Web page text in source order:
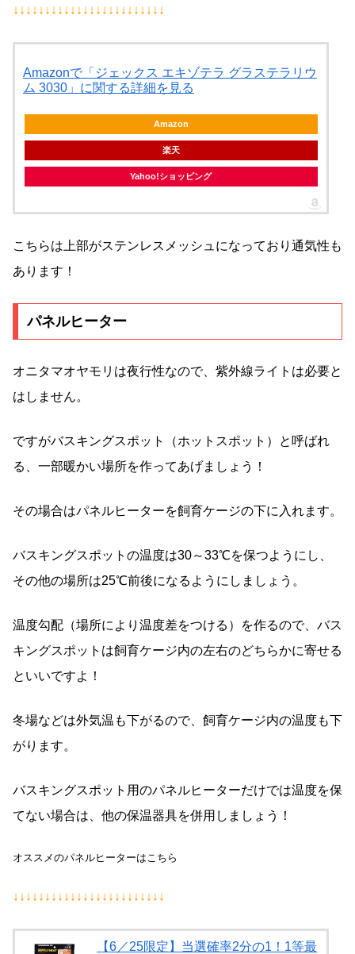
↓↓↓↓↓↓↓↓↓↓↓↓↓↓↓↓↓↓↓↓↓↓↓↓
Amazonで「ジェックス エキゾテラ グラステラリウ
ム 3030」に関する詳細を見る
Amazon
楽天
Yahoo!ショッピング
こちらは上部がステンレスメッシュになっており通気性も
あります！
パネルヒーター
オニタマオヤモリは夜行性なので、紫外線ライトは必要と
はしません。
ですがバスキングスポット（ホットスポット）と呼ばれ
る、一部暖かい場所を作ってあげましょう！
その場合はパネルヒーターを飼育ケージの下に入れます。
バスキングスポットの温度は30～33℃を保つようにし、
その他の場所は25℃前後になるようにしましょう。
温度勾配（場所により温度差をつける）を作るので、バス
キングスポットは飼育ケージ内の左右のどちらかに寄せる
といいですよ！
冬場などは外気温も下がるので、飼育ケージ内の温度も下
がります。
バスキングスポット用のパネルヒーターだけでは温度を保
てない場合は、他の保温器具を併用しましょう！
オススメのパネルヒーターはこちら
↓↓↓↓↓↓↓↓↓↓↓↓↓↓↓↓↓↓↓↓↓↓↓↓
【6／25限定】当選確率2分の1！1等最